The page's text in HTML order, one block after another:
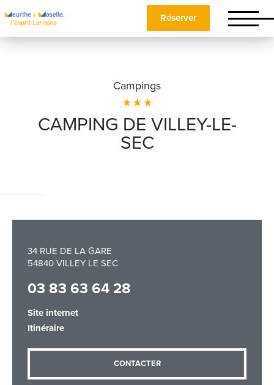
Réserver
Campings
CAMPING DE VILLEY-LE-
SEC
34 RUE DE LA GARE
54840 VILLEY LE SEC
03 83 63 64 28
Site internet
Itinéraire
CONTACTER
Téléphone
Adresse email
Message*